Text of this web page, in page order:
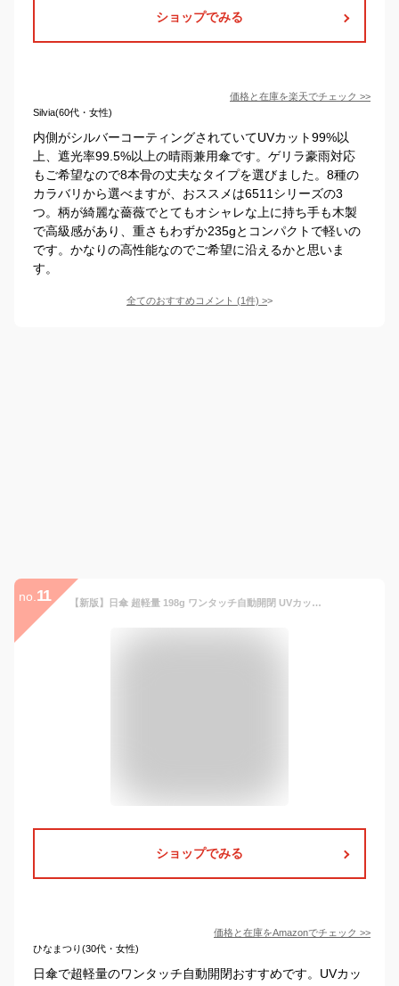
ショップでみる
価格と在庫を楽天でチェック >>
Silvia(60代・女性)
内側がシルバーコーティングされていてUVカット99%以
上、遮光率99.5%以上の晴雨兼用傘です。ゲリラ豪雨対応
もご希望なので8本骨の丈夫なタイプを選びました。8種の
カラバリから選べますが、おススメは6511シリーズの3
つ。柄が綺麗な薔薇でとてもオシャレな上に持ち手も木製
で高級感があり、重さもわずか235gとコンパクトで軽いの
です。かなりの高性能なのでご希望に沿えるかと思いま
す。
全てのおすすめコメント (1件) >
no. 11 【新版】日傘 超軽量 198g ワンタッチ自動開閉 UVカット 遮光 遮熱 折りたたみ傘 コンパクト 折り畳み日傘 紫外線遮断 耐風撥水 晴雨兼用 携帯便利 メンズ レディース 母の日 父の日 (ピンク)
ショップでみる
価格と在庫をAmazonでチェック >>
ひなまつり(30代・女性)
日傘で超軽量のワンタッチ自動開閉おすすめです。UVカッ